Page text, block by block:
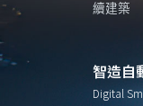
續建築
智造自
Digital